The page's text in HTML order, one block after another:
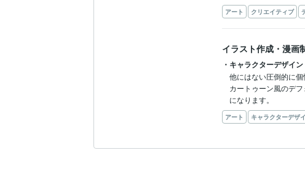
アート クリエイティブ
イラスト作成・漫画
・キャラクターデザイン
他にはない圧倒的に個
カートゥーン風のデ
になります。
アート キャラクターデザ